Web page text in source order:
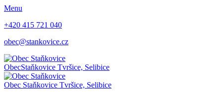
Menu
+420 415 721 040
obec@stankovice.cz
ObecStaňkovice Tvršice, Selibice
Obec Staňkovice Tvršice, Selibice